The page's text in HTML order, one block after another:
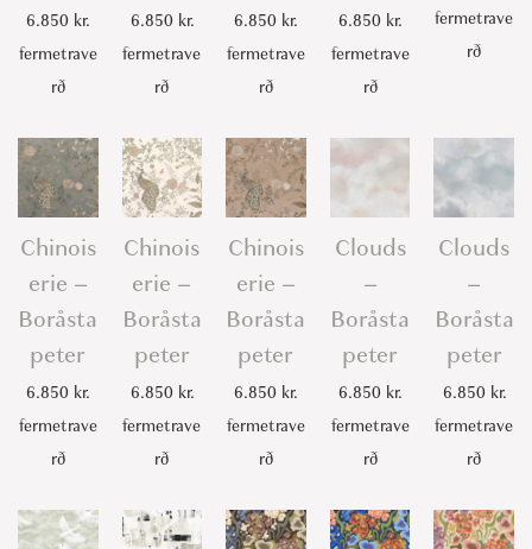
6.850 kr.
fermetrave
rð
6.850 kr.
fermetrave
rð
6.850 kr.
fermetrave
rð
6.850 kr.
fermetrave
rð
fermetrave
rð
Chinois
erie –
Boråsta
peter
6.850 kr.
fermetrave
rð
Chinois
erie –
Boråsta
peter
6.850 kr.
fermetrave
rð
Chinois
erie –
Boråsta
peter
6.850 kr.
fermetrave
rð
Clouds
–
Boråsta
peter
6.850 kr.
fermetrave
rð
Clouds
–
Boråsta
peter
6.850 kr.
fermetrave
rð